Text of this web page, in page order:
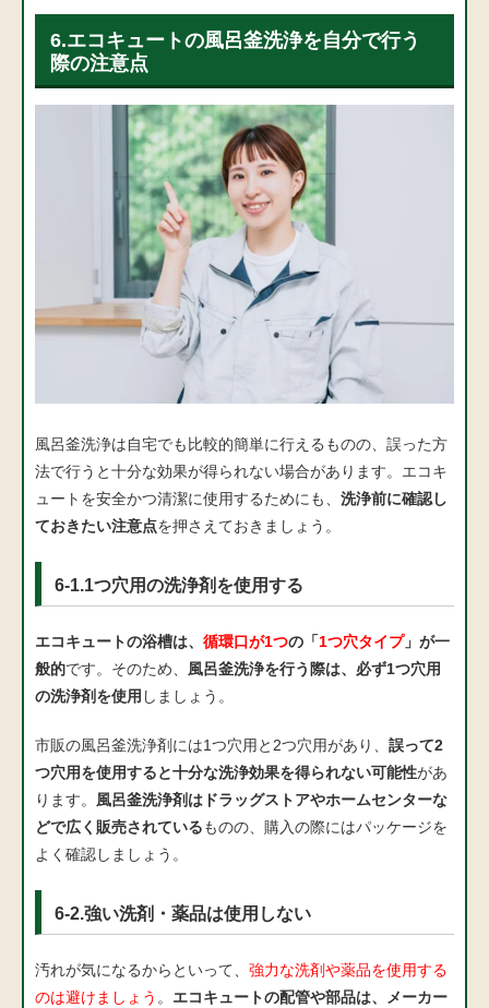
6.エコキュートの風呂釜洗浄を自分で行う
際の注意点
風呂釜洗浄は自宅でも比較的簡単に行えるものの、誤った方
法で行うと十分な効果が得られない場合があります。エコキ
ュートを安全かつ清潔に使用するためにも、 洗浄前に確認し
ておきたい注意点を押さえておきましょう。
6-1.1つ穴用の洗浄剤を使用する
エコキュートの浴槽は、 循環口が1つの「1つ穴タイプ」が一
般的です。そのため、 風呂釜洗浄を行う際は、必ず1つ穴用
の洗浄剤を使用 しましょう。
市販の風呂釜洗浄剤には1つ穴用と2つ穴用があり、 誤って2
つ穴用を使用すると十分な洗浄効果を得られない可能性があ
ります。 風呂釜洗浄剤はドラッグストアやホームセンターな
どで広く販売されているものの、購入の際にはパッケージを
よく確認しましょう。
6-2.強い洗剤・薬品は使用しない
汚れが気になるからといって、 強力な洗剤や薬品を使用する
のは避けましょう 。 エコキュートの配管や部品は、メーカー